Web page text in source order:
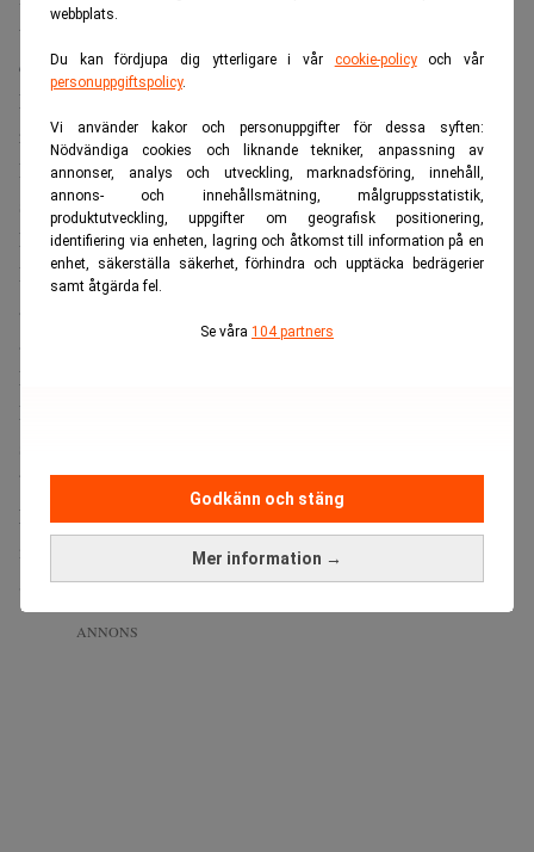
webbplats.
Du kan fördjupa dig ytterligare i vår cookie-policyoch vår
personuppgiftspolicy.
Vi använder kakor och personuppgifter för dessa syften:
Nödvändiga cookies och liknande tekniker, anpassning av
annonser, analys och utveckling, marknadsföring, innehåll,
annons- och innehållsmätning, målgruppsstatistik,
produktutveckling, uppgifter om geografisk positionering,
identifiering via enheten, lagring och åtkomst till information på en
enhet, säkerställa säkerhet, förhindra och upptäcka bedrägerier
samt åtgärda fel.
Se våra 104 partners
Mer information →
Godkänn och stäng
till 3 miljarder dollar under räkenskapsåret som avslutades
den 27 september 2025.
Läs även
reglerna för besökare. Dagens PS
Det är första gången verksamheten passerar den nivån,
skriverFortune.
Disney har varit hemliga
Disney redovisar inte kryssningarna separat i sin
amerikanska rapportering och har också gjort en poäng av
att inte göra det.
Men eftersom kryssningsbolaget ägs av det
Londonbaserade dotterbolaget Magical Cruise Company,
brittiska krav på offentliga bokslut.
Missa inte:Fler fartyg utmanar sundet – olja sipprar
Skälet till strukturen är skattemässig.
ANNONS